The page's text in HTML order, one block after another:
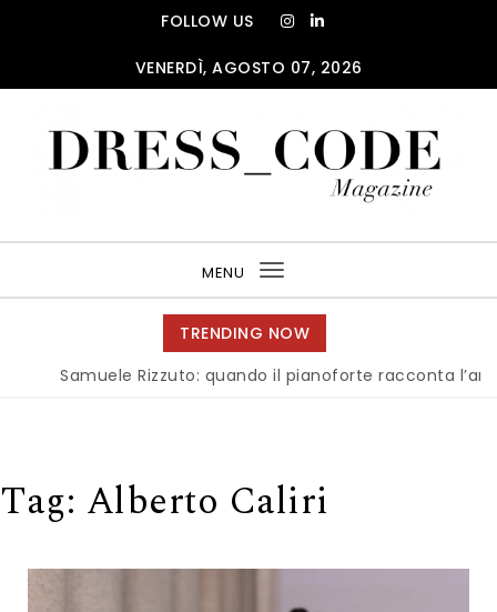
FOLLOW US
VENERDÌ, AGOSTO 07, 2026
MENU
Toggle
navigation
TRENDING NOW
Samuele Rizzuto: quando il pianoforte racconta l’anima
Tag: Alberto Caliri